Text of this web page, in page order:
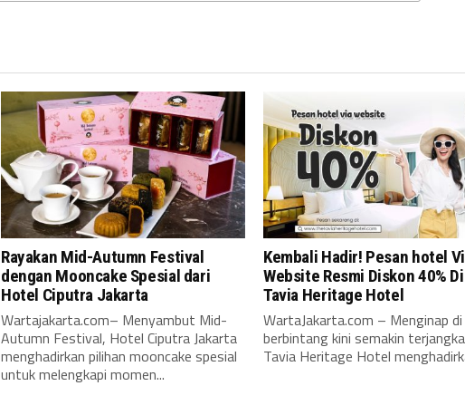
Rayakan Mid-Autumn Festival
dengan Mooncake Spesial dari
Hotel Ciputra Jakarta
Wartajakarta.com– Menyambut Mid-
Autumn Festival, Hotel Ciputra Jakarta
menghadirkan pilihan mooncake spesial
untuk melengkapi momen...
Kembali Hadir! Pesan hotel
Website Resmi Diskon 40%
Tavia Heritage Hotel
WartaJakarta.com – Menginap
berbintang kini semakin
Tavia Heritage Hotel